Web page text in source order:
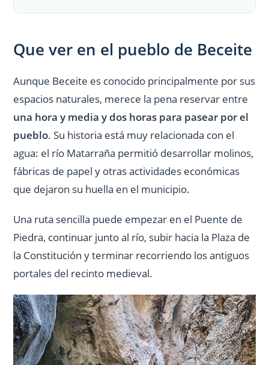
Que ver en el pueblo de Beceite
Aunque Beceite es conocido principalmente por sus
espacios naturales, merece la pena reservar entre
una hora y media y dos horas para pasear por el
pueblo. Su historia está muy relacionada con el
agua: el río Matarraña permitió desarrollar molinos,
fábricas de papel y otras actividades económicas
que dejaron su huella en el municipio.
Una ruta sencilla puede empezar en el Puente de
Piedra, continuar junto al río, subir hacia la Plaza de
la Constitución y terminar recorriendo los antiguos
portales del recinto medieval.